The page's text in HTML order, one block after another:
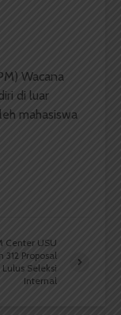
Wacana
di luar
mahasiswa
Center USU
312 Proposal
Seleksi
Internal